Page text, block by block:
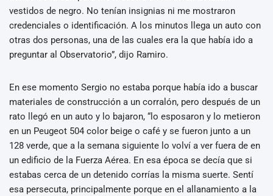
vestidos de negro. No tenían insignias ni me mostraron
credenciales o identificación. A los minutos llega un auto con
otras dos personas, una de las cuales era la que había ido a
preguntar al Observatorio”, dijo Ramiro.
En ese momento Sergio no estaba porque había ido a buscar
materiales de construcción a un corralón, pero después de un
rato llegó en un auto y lo bajaron, “lo esposaron y lo metieron
en un Peugeot 504 color beige o café y se fueron junto a un
128 verde, que a la semana siguiente lo volví a ver fuera de en
un edificio de la Fuerza Aérea. En esa época se decía que si
estabas cerca de un detenido corrías la misma suerte. Sentí
esa persecuta, principalmente porque en el allanamiento a la